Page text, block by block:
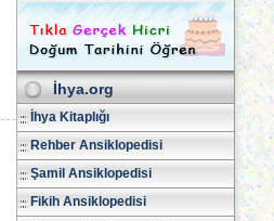
İhya.org
İhya Kitaplığı
Rehber Ansiklopedisi
Şamil Ansiklopedisi
Fikih Ansiklopedisi